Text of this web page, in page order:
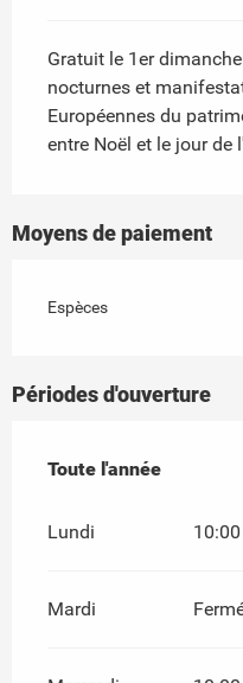
Gratuit le 1er
nocturnes et
Européennes du
entre Noël et le jour de
Moyens de paiement
Espèces
Périodes d'ouverture
Toute l'année
Toute l'année
Lundi
Mardi